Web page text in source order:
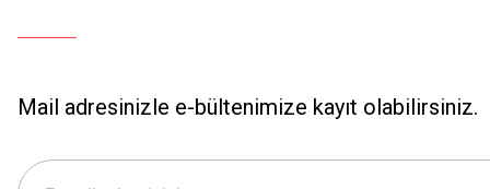
Mail adresinizle e-bültenimize kayıt olabilirsiniz.